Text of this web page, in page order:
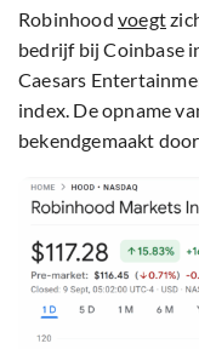
Robinhood voegt
bedrijf bij Coinbase
Caesars
index. De opname
bekendgemaakt